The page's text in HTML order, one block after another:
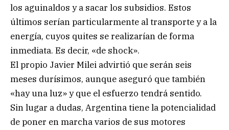
los aguinaldos y a sacar los subsidios. Estos
últimos serían particularmente al transporte y a la
energía, cuyos quites se realizarían de forma
inmediata. Es decir, «de shock».
El propio Javier Milei advirtió que serán seis
meses durísimos, aunque aseguró que también
«hay una luz» y que el esfuerzo tendrá sentido.
Sin lugar a dudas, Argentina tiene la potencialidad
de poner en marcha varios de sus motores